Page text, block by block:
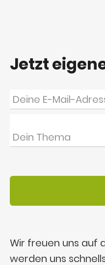
Jetzt
Wir freuen uns auf
werden uns